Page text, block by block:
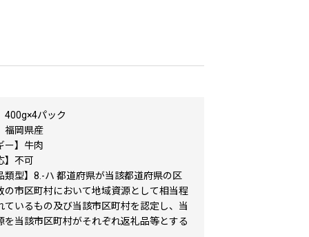
400g×4パック
福岡県産
ー】牛肉
】不可
類型】8.-ハ 都道府県が当該都道府県の区
の市区町村において地域資源として相当程
ているもの及び当該市区町村を認定し、当
を当該市区町村がそれぞれ返礼品等とする